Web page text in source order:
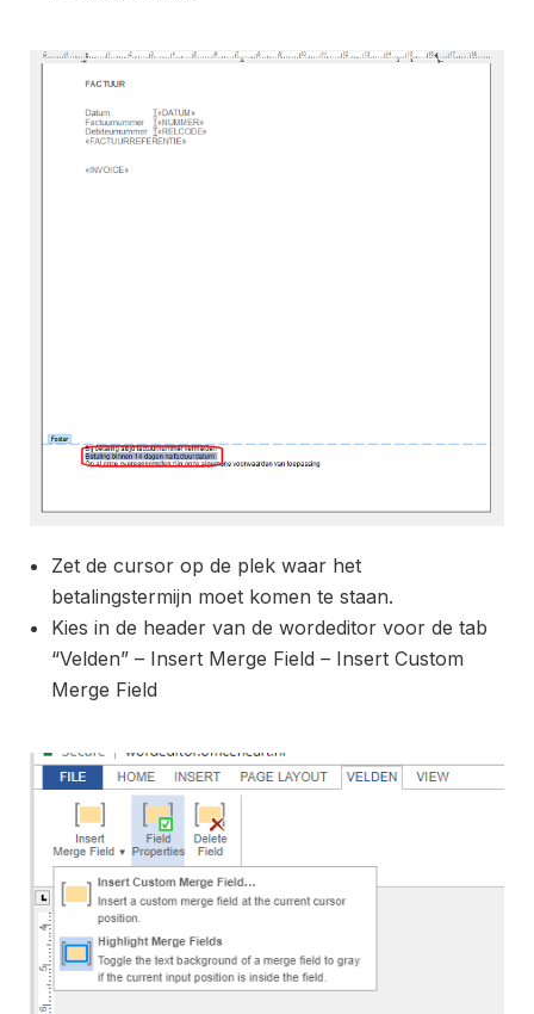
Zet de cursor op de plek waar het
betalingstermijn moet komen te staan.
Kies in de header van de wordeditor voor de tab
“Velden” – Insert Merge Field – Insert Custom
Merge Field